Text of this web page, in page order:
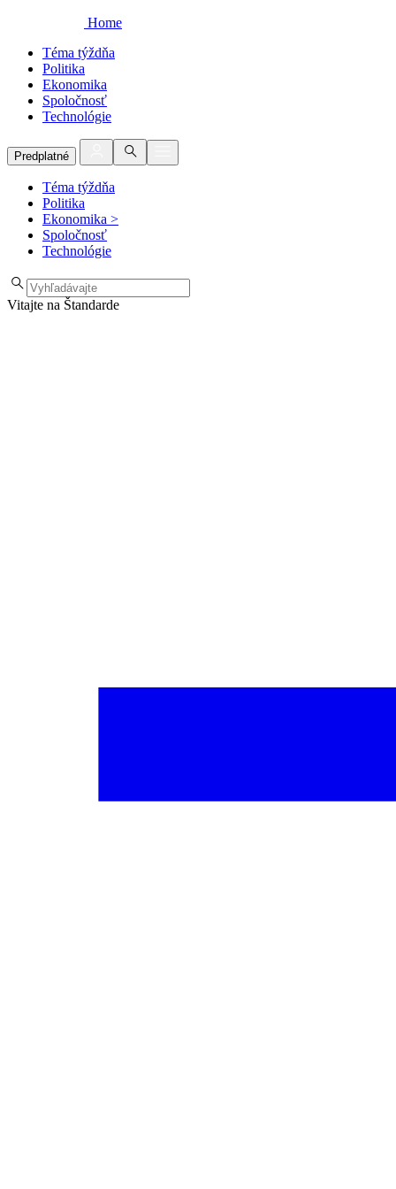
Home
Téma týždňa
Politika
Ekonomika
Spoločnosť
Technológie
Predplatné
Téma týždňa
Politika
Ekonomika >
Spoločnosť
Technológie
Vitajte na Štandarde